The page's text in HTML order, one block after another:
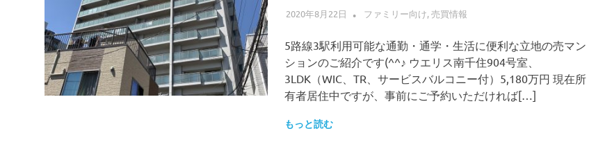
2020年8月22日 ALLFLOW
ファミリー向け,売買情報
5路線3駅利用可能な通勤・通学・生活に便利な立地の売マン
ションのご紹介です(^^♪ ウエリス南千住904号室、
3LDK（WIC、TR、サービスバルコニー付）5,180万円 現在所
有者居住中ですが、事前にご予約いただければ[…]
もっと読む